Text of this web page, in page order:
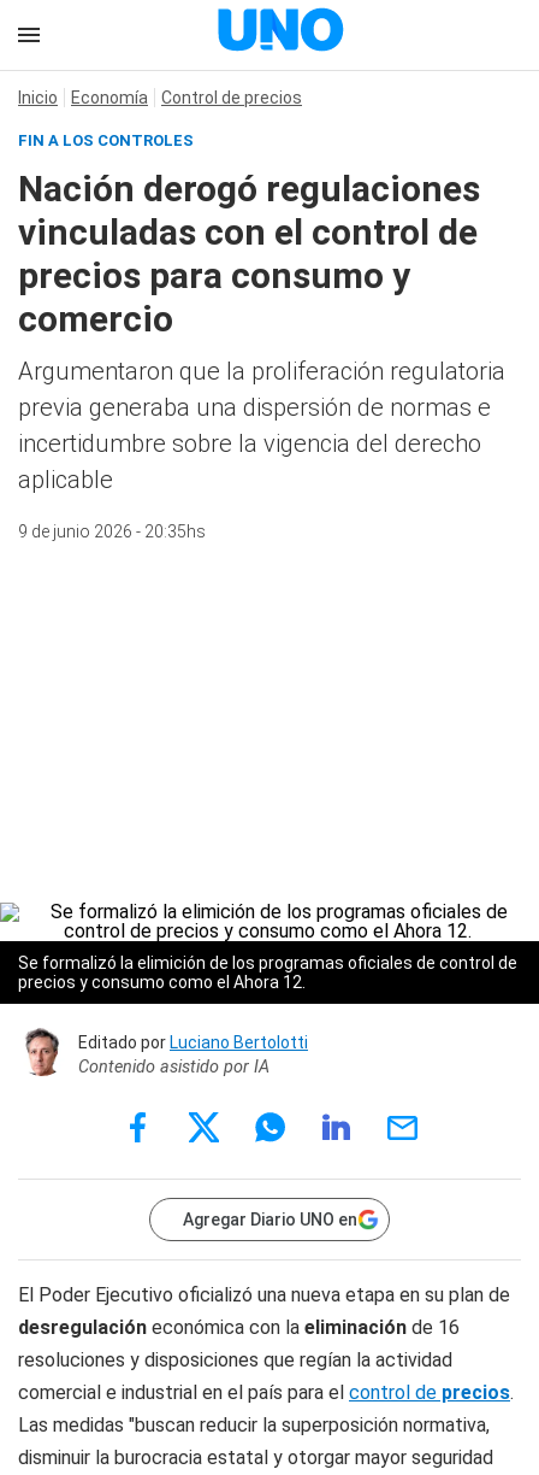
Inicio Economía Control de precios
FIN A LOS CONTROLES
Nación derogó regulaciones
vinculadas con el control de
precios para consumo y
comercio
Argumentaron que la proliferación regulatoria
previa generaba una dispersión de normas e
incertidumbre sobre la vigencia del derecho
aplicable
9 de junio 2026 - 20:35hs
Se formalizó la elimición de los programas oficiales de control de
precios y consumo como el Ahora 12.
Editado porLuciano Bertolotti
Contenido asistido por IA
Agregar Diario UNO en
El Poder Ejecutivo oficializó una nueva etapa en su plan de
desregulación económica con la eliminación de 16
resoluciones y disposiciones que regían la actividad
comercial e industrial en el país para el control de precios.
Las medidas "buscan reducir la superposición normativa,
disminuir la burocracia estatal y otorgar mayor seguridad